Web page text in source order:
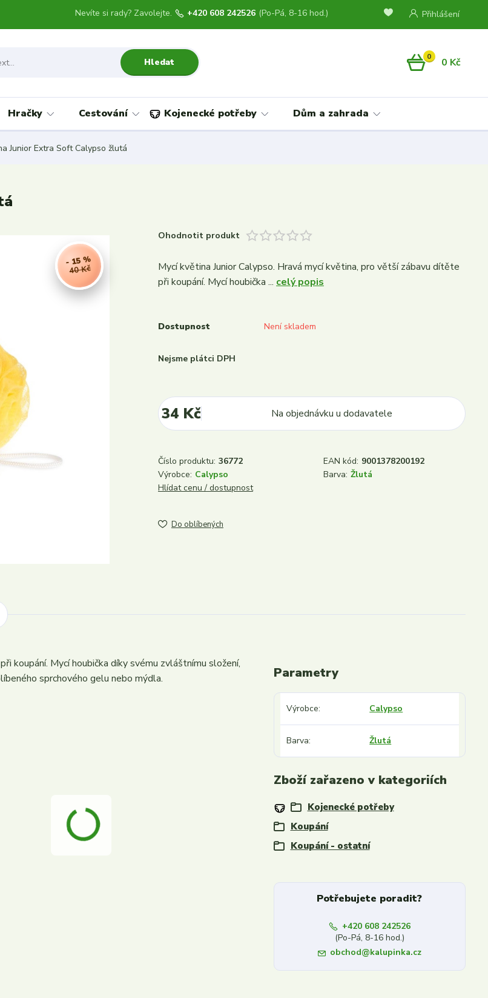
Přihlášení
Hledat
Nevíte si rady? Zavolejte. +420 608 242526 (Po-Pá, 8-16 hod.)
0 0 Kč
Hračky Cestování Kojenecké potřeby Dům a zahrada
Junior Extra Soft Calypso žlutá
40 Kč
- 15 %
Ohodnotit produkt
Mycí květina Junior Calypso. Hravá mycí květina, pro větší zábavu dítěte
při koupání. Mycí houbička ... celý popis
Dostupnost Není skladem
Nejsme plátci DPH
34 Kč Na objednávku u dodavatele
Číslo produktu: 36772 EAN kód: 9001378200192
Výrobce: Calypso Barva: Žlutá
Hlídat cenu / dostupnost
Do oblíbených
koupání. Mycí houbička díky svému zvláštnímu složení,
sprchového gelu nebo mýdla.
Parametry
Výrobce Calypso
Barva Žlutá
Zboží zařazeno v kategoriích
Kojenecké potřeby
Koupání
Koupání - ostatní
Potřebujete poradit?
+420 608 242526
(Po-Pá, 8-16 hod.)
obchod@kalupinka.cz